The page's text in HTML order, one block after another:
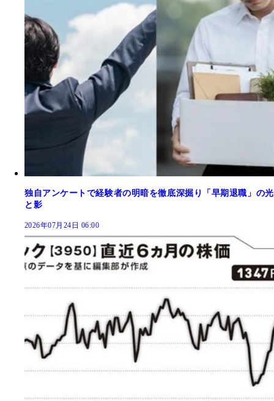
独自アンケートで経験者の明暗を徹底深掘り「早期退職」の光
と影
2026年07月24日 06:00